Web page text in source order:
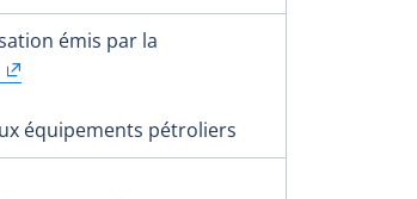
émis par la
équipements pétroliers